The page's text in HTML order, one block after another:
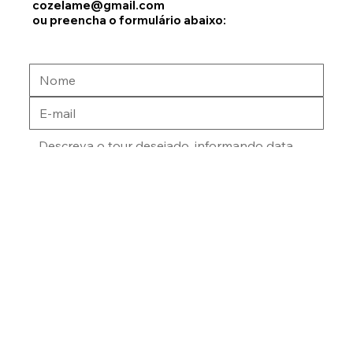
Entre em contato por email:
cozelame@gmail.com